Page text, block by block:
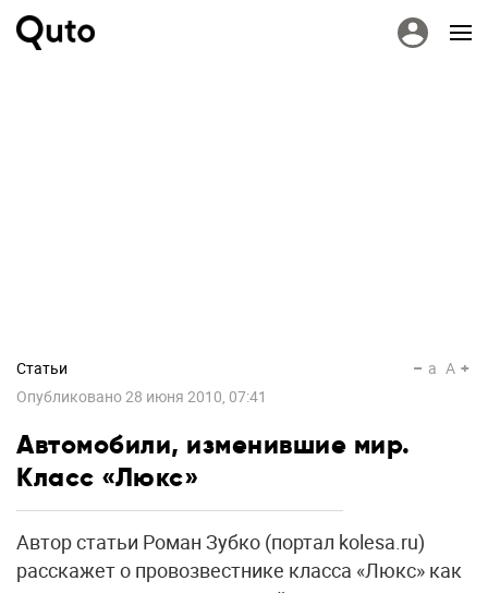
Статьи
Опубликовано28 июня 2010, 07:41
a A
Автомобили, изменившие мир.
Класс «Люкс»
Автор статьи Роман Зубко (портал kolesa.ru)
расскажет о провозвестнике класса «Люкс» как